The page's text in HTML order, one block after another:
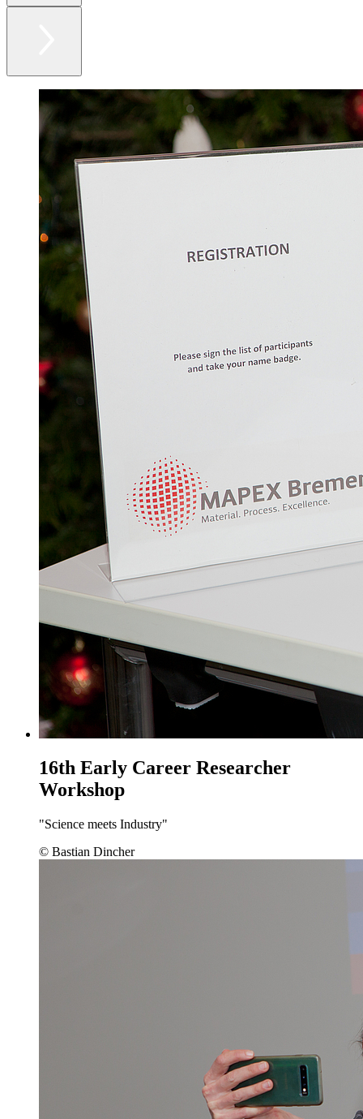
16th Early Career Researcher
Workshop
"Science meets Industry"
© Bastian Dincher